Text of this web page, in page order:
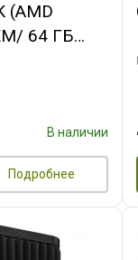
(AMD
64 ГБ
OC
В наличии
Подробнее